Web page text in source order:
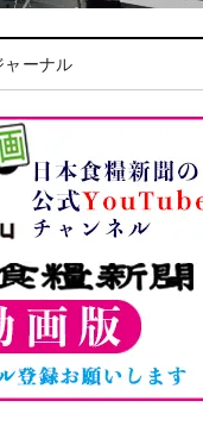
ャーナル